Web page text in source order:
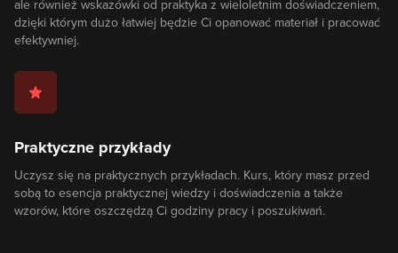
ale również wskazówki od praktyka z wieloletnim doświadczeniem,
dzięki którym dużo łatwiej będzie Ci opanować materiał i pracować
efektywniej.
Praktyczne przykłady
Uczysz się na praktycznych przykładach. Kurs, który masz przed
sobą to esencja praktycznej wiedzy i doświadczenia a także
wzorów, które oszczędzą Ci godziny pracy i poszukiwań.